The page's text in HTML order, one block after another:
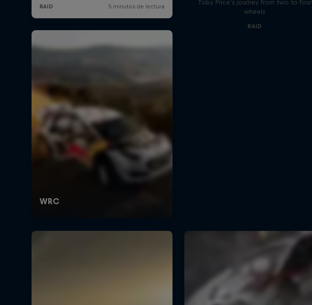
Toby Price's journey from two to four
wheels
RAID